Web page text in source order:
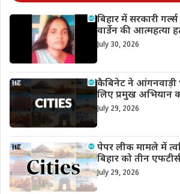
बिहार में सरकारी
वार्डेन की आत्महत्या
July 30, 2026
कैबिनेट ने आंगनवाड़ी
लिए प्रमुख अभियान
July 29, 2026
पेपर लीक मामले में
बिहार को तीन
July 29, 2026